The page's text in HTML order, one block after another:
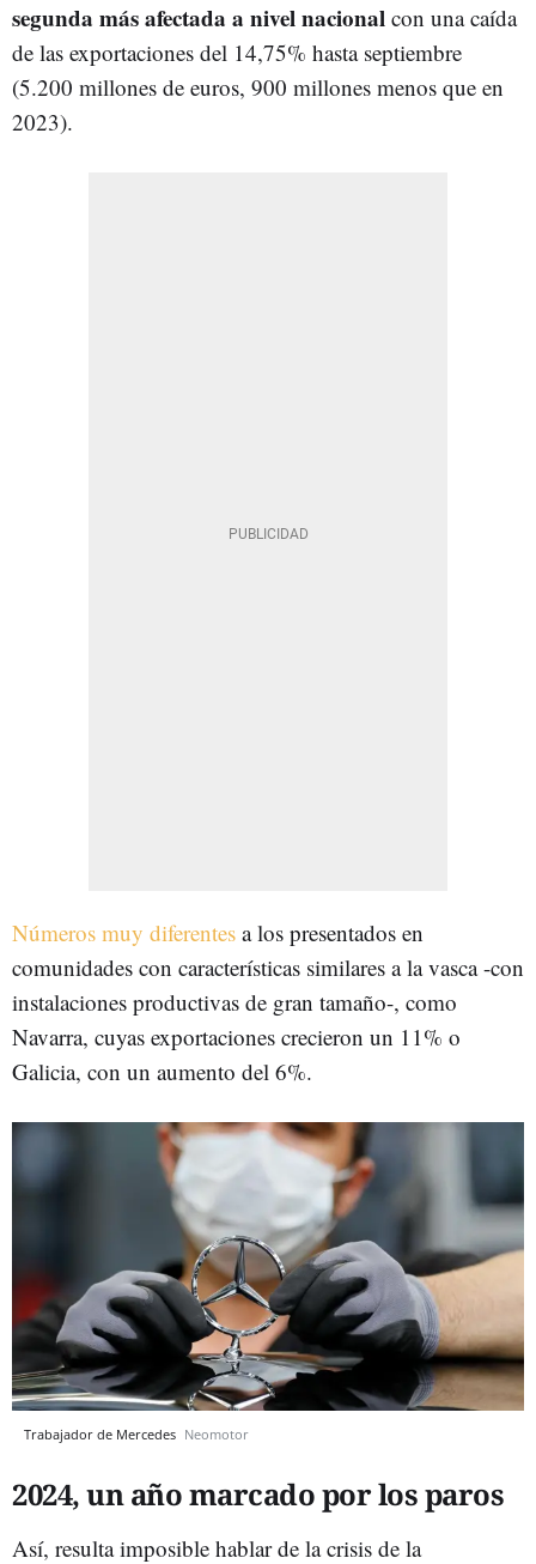
segunda más afectada a nivel nacional con una caída
de las exportaciones del 14,75% hasta septiembre
(5.200 millones de euros, 900 millones menos que en
2023).
Números muy diferentes a los presentados en
comunidades con características similares a la vasca -con
instalaciones productivas de gran tamaño-, como
Navarra, cuyas exportaciones crecieron un 11% o
Galicia, con un aumento del 6%.
Trabajador de Mercedes Neomotor
2024, un año marcado por los paros
Así, resulta imposible hablar de la crisis de la